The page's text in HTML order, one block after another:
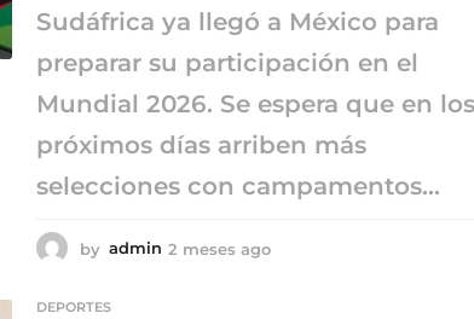
Sudáfrica ya llegó a México para
preparar su participación en el
Mundial 2026. Se espera que en los
próximos días arriben más
selecciones con campamentos...
by admin 2 meses ago
DEPORTES